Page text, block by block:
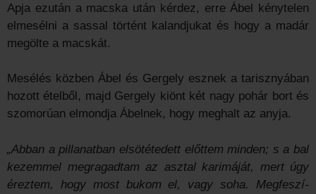
Apja ezután a macska után kérdez, erre Ábel kénytelen
elmesélni a sassal történt kalandjukat és hogy a madár
megölte a macskát.
Mesélés közben Ábel és Gergely esznek a tarisznyában
hozott ételből, majd Gergely kiönt két nagy pohár bort és
szomorúan elmondja Ábelnek, hogy meghalt az anyja.
„Abban a pillanatban elsötétedett előttem minden; s a bal
kezemmel megragadtam az asztal karimáját, mert úgy
éreztem, hogy most bukom el, vagy soha. Megfeszí­